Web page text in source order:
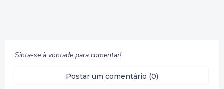
Sinta-se à vontade para comentar!
Postar um comentário (0)